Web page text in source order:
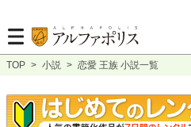
TOP > 小説 > 恋愛 王族 小説一覧